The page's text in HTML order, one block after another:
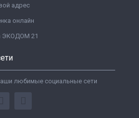
адрес
онлайн
ЭКОДОМ 21
любимые социальные сети